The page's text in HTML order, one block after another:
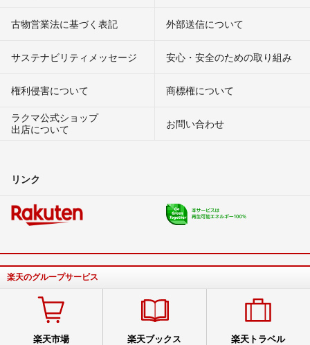
古物営業法に基づく表記 外部送信について
サステナビリティメッセージ 安心・安全のための取り組み
権利侵害について
商標権について
ラクマ公式ショップ
出店について
お問い合わせ
リンク
楽天のグループサービス
楽天市場 楽天ブックス 楽天トラベル